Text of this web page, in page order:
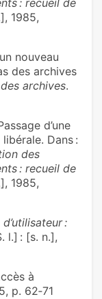
: recueil de
1985,
nouveau
des archives
archives.
d’une
Dans :
des
: recueil de
1985,
:
l.] : [s. n.],
à
p. 62‑71